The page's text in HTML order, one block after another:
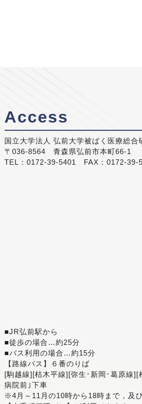
Access
国立大学法人 弘前大学被ばく医療総合
〒036-8564 青森県弘前市本町66-1
TEL：0172-39-5401 FAX：0172-39-
■JR弘前駅から
■徒歩の場合…約25分
■バス利用の場合…約15分
【路線バス】６番のりば
[駒越線][枯木平線][弥生･新岡･葛原線
病院前｣下車
※4月～11月の10時から18時まで，及